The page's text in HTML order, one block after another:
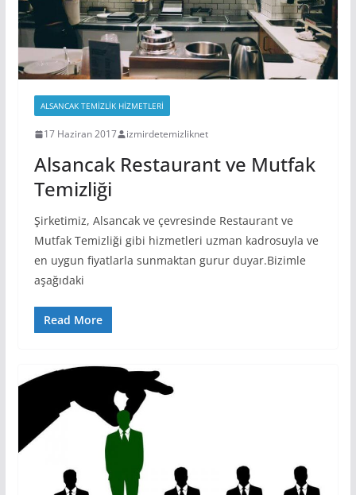
ALSANCAK TEMIZLIK HIZMETLERI
17 Haziran 2017 izmirdetemizliknet
Alsancak Restaurant ve Mutfak
Temizliği
Şirketimiz, Alsancak ve çevresinde Restaurant ve
Mutfak Temizliği gibi hizmetleri uzman kadrosuyla ve
en uygun fiyatlarla sunmaktan gurur duyar.Bizimle
aşağıdaki
Read More